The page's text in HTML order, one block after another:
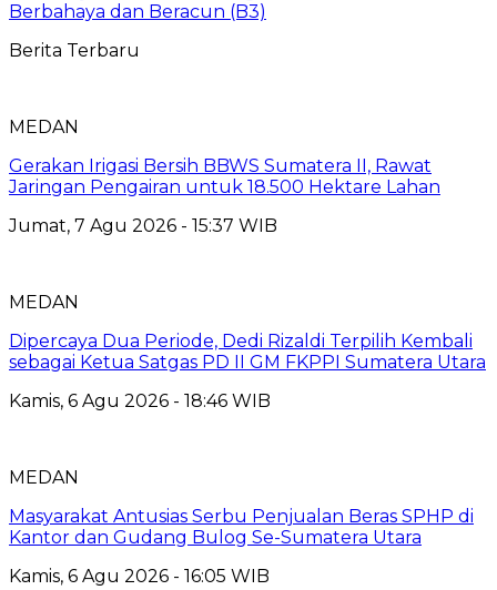
Berbahaya dan Beracun (B3)
Berita Terbaru
MEDAN
Gerakan Irigasi Bersih BBWS Sumatera II, Rawat
Jaringan Pengairan untuk 18.500 Hektare Lahan
Jumat, 7 Agu 2026 - 15:37 WIB
MEDAN
Dipercaya Dua Periode, Dedi Rizaldi Terpilih Kembali
sebagai Ketua Satgas PD II GM FKPPI Sumatera Utara
Kamis, 6 Agu 2026 - 18:46 WIB
MEDAN
Masyarakat Antusias Serbu Penjualan Beras SPHP di
Kantor dan Gudang Bulog Se-Sumatera Utara
Kamis, 6 Agu 2026 - 16:05 WIB